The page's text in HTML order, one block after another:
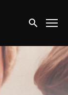
Søg nu